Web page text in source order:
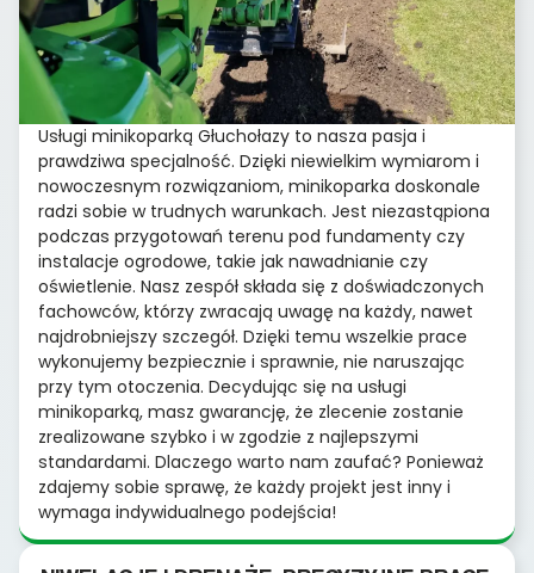
Usługi minikoparką Głuchołazy to nasza pasja i
prawdziwa specjalność. Dzięki niewielkim wymiarom i
nowoczesnym rozwiązaniom, minikoparka doskonale
radzi sobie w trudnych warunkach. Jest niezastąpiona
podczas przygotowań terenu pod fundamenty czy
instalacje ogrodowe, takie jak nawadnianie czy
oświetlenie. Nasz zespół składa się z doświadczonych
fachowców, którzy zwracają uwagę na każdy, nawet
najdrobniejszy szczegół. Dzięki temu wszelkie prace
wykonujemy bezpiecznie i sprawnie, nie naruszając
przy tym otoczenia. Decydując się na usługi
minikoparką, masz gwarancję, że zlecenie zostanie
zrealizowane szybko i w zgodzie z najlepszymi
standardami. Dlaczego warto nam zaufać? Ponieważ
zdajemy sobie sprawę, że każdy projekt jest inny i
wymaga indywidualnego podejścia!